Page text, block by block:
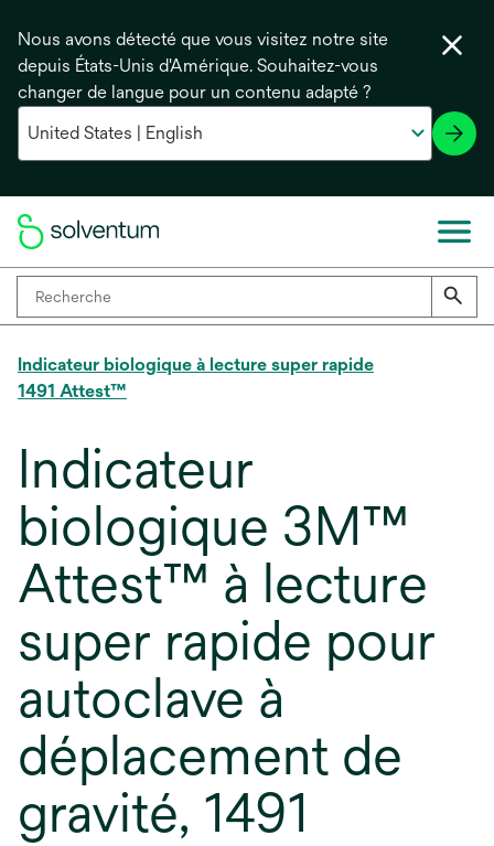
Nous avons détecté que vous visitez notre site
depuis États-Unis d'Amérique. Souhaitez-vous
changer de langue pour un contenu adapté ?
Indicateur biologique à lecture super rapide
1491 Attest™
Indicateur
biologique 3M™
Attest™ à lecture
super rapide pour
autoclave à
déplacement de
gravité, 1491